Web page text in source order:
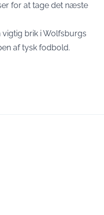
for at tage det næste
brik i Wolfsburgs
af tysk fodbold.